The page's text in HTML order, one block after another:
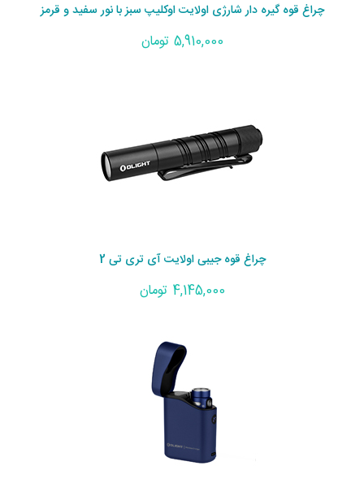
چراغ قوه گیره دار شارژی اولایت اوکلیپ سبز با نور سفید و قرمز
5,910,000 تومان
چراغ قوه جیبی اولایت آی تری تی 2
4,145,000 تومان